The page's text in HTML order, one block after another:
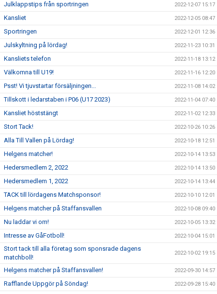
Julklappstips från sportringen 2022-12-07 15:17
Kansliet 2022-12-05 08:47
Sportringen 2022-12-01 12:36
Julskyltning på lördag! 2022-11-23 10:31
Kansliets telefon 2022-11-18 13:12
Välkomna till U19! 2022-11-16 12:20
Psst! Vi tjuvstartar försäljningen... 2022-11-08 14:02
Tillskott i ledarstaben i P06 (U17 2023) 2022-11-04 07:40
Kansliet höststängt 2022-11-02 12:33
Stort Tack! 2022-10-26 10:26
Alla Till Vallen på Lördag! 2022-10-18 12:51
Helgens matcher! 2022-10-14 13:53
Hedersmedlem 2, 2022 2022-10-14 13:50
Hedersmedlem 1, 2022 2022-10-14 13:44
TACK till lördagens Matchsponsor! 2022-10-10 12:01
Helgens matcher på Staffansvallen 2022-10-08 09:40
Nu laddar vi om! 2022-10-05 13:32
Intresse av GåFotboll! 2022-10-04 15:01
Stort tack till alla företag som sponsrade dagens
matchboll!
2022-10-02 19:15
Helgens matcher på Staffansvallen! 2022-09-30 14:57
Rafflande Uppgör på Söndag! 2022-09-28 15:40